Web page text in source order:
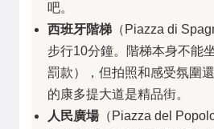
吧。
西班牙階梯 （Piazza di
步行10分鐘。階梯本身不能
罰款），但拍照和感受氛圍
的康多提大道是精品街。
人民廣場（Piazza del